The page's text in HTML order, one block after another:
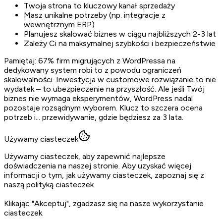
Twoja strona to kluczowy kanał sprzedaży
Masz unikalne potrzeby (np. integracje z
wewnętrznym ERP)
Planujesz skalować biznes w ciągu najbliższych 2-3 lat
Zależy Ci na maksymalnej szybkości i bezpieczeństwie
Pamiętaj: 67% firm migrujących z WordPressa na
dedykowany system robi to z powodu ograniczeń
skalowalności. Inwestycja w customowe rozwiązanie to nie
wydatek – to ubezpieczenie na przyszłość. Ale jeśli Twój
biznes nie wymaga eksperymentów, WordPress nadal
pozostaje rozsądnym wyborem. Klucz to szczera ocena
potrzeb i... przewidywanie, gdzie będziesz za 3 lata.
Używamy ciasteczek
Używamy ciasteczek, aby zapewnić najlepsze
doświadczenia na naszej stronie. Aby uzyskać więcej
informacji o tym, jak używamy ciasteczek, zapoznaj się z
naszą polityką ciasteczek.
Klikając "Akceptuj", zgadzasz się na nasze wykorzystanie
ciasteczek.